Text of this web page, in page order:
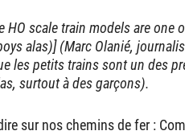
HO scale train models are
alas)] (Marc Olanié,
les petits trains sont un des
surtout à des garçons).
sur nos chemins de fer :